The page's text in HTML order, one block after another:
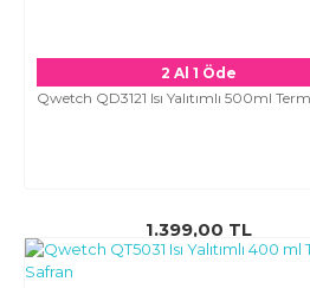
2 Al 1 Öde
Qwetch QD3121 Isı Yalıtımlı 500ml
1.399,00 TL